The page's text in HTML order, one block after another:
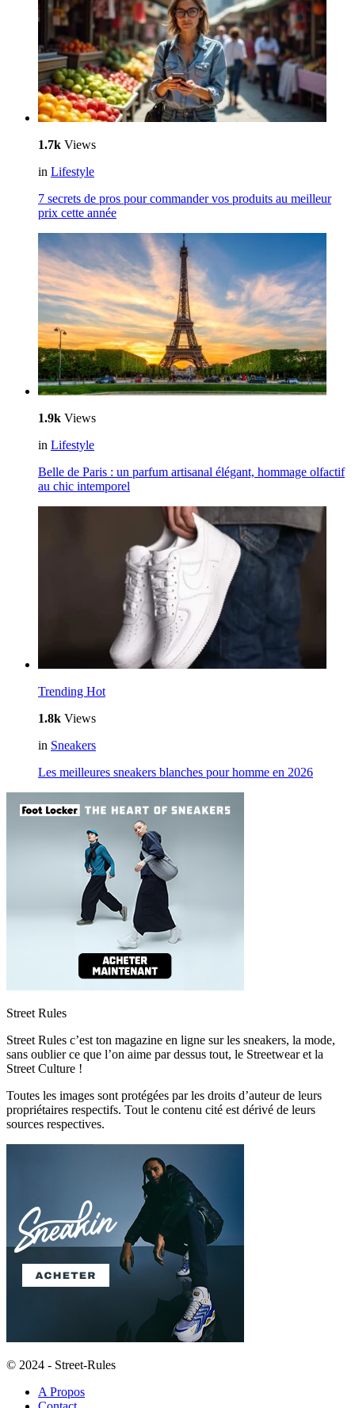
1.7k Views
in Lifestyle
7 secrets de pros pour commander vos produits au meilleur
prix cette année
1.9k Views
in Lifestyle
Belle de Paris : un parfum artisanal élégant, hommage olfactif
au chic intemporel
Trending Hot
1.8k Views
in Sneakers
Les meilleures sneakers blanches pour homme en 2026
Street Rules
Street Rules c’est ton magazine en ligne sur les sneakers, la mode,
sans oublier ce que l’on aime par dessus tout, le Streetwear et la
Street Culture !
Toutes les images sont protégées par les droits d’auteur de leurs
propriétaires respectifs. Tout le contenu cité est dérivé de leurs
sources respectives.
© 2024 - Street-Rules
A Propos